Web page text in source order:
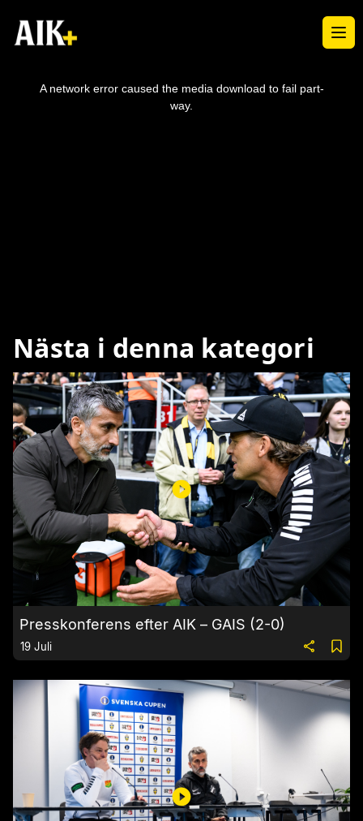
A network error caused the media download to fail part-
way.
Nästa i denna kategori
Presskonferens efter AIK – GAIS (2-0)
19 Juli